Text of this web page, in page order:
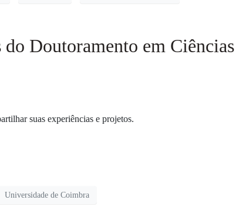
Doutoramento em Ciências
suas experiências e projetos.
Universidade de Coimbra